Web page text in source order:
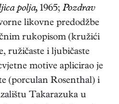
polja, 1965; Pozdrav
likovne predodžbe
rukopisom (kružići
ružičaste i ljubičaste
motive aplicirao je
(porculan Rosenthal) i
Takarazuka u